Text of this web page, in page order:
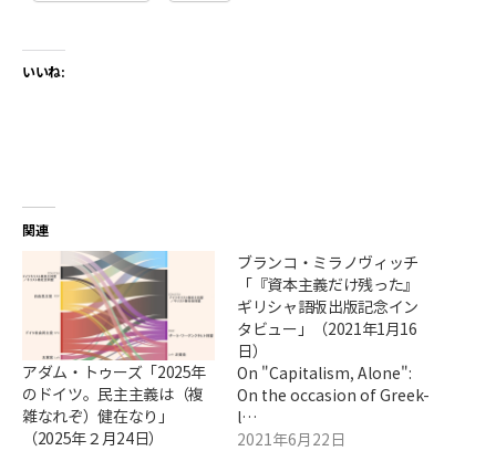
いいね:
関連
アダム・トゥーズ「2025年
のドイツ。民主主義は（複
雑なれぞ）健在なり」
（2025年２月24日）
ブランコ・ミラノヴィッチ
「『資本主義だけ残った』
ギリシャ語版出版記念イン
タビュー」（2021年1月16
日）
On "Capitalism, Alone":
On the occasion of Greek-
l…
2021年6月22日